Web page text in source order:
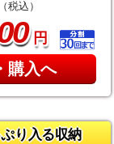
税込）
円
購入へ
り入る収納